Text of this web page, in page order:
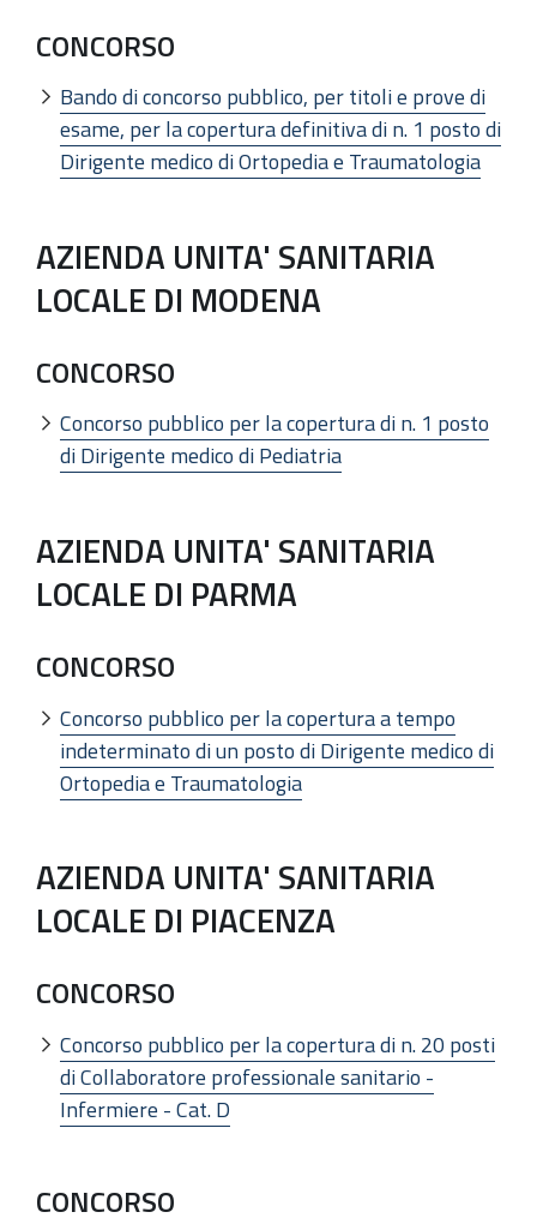
CONCORSO
Bando di concorso pubblico, per titoli e prove di
esame, per la copertura definitiva di n. 1 posto di
Dirigente medico di Ortopedia e Traumatologia
AZIENDA UNITA' SANITARIA
LOCALE DI MODENA
CONCORSO
Concorso pubblico per la copertura di n. 1 posto
di Dirigente medico di Pediatria
AZIENDA UNITA' SANITARIA
LOCALE DI PARMA
CONCORSO
Concorso pubblico per la copertura a tempo
indeterminato di un posto di Dirigente medico di
Ortopedia e Traumatologia
AZIENDA UNITA' SANITARIA
LOCALE DI PIACENZA
CONCORSO
Concorso pubblico per la copertura di n. 20 posti
di Collaboratore professionale sanitario -
Infermiere - Cat. D
CONCORSO